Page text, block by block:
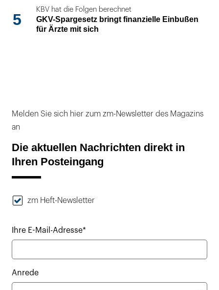
5
KBV hat die Folgen berechnet
GKV-Spargesetz bringt finanzielle Einbußen
für Ärzte mit sich
Melden Sie sich hier zum zm-Newsletter des Magazins
an
Die aktuellen Nachrichten direkt in
Ihren Posteingang
zm Heft-Newsletter
Ihre E-Mail-Adresse*
Anrede